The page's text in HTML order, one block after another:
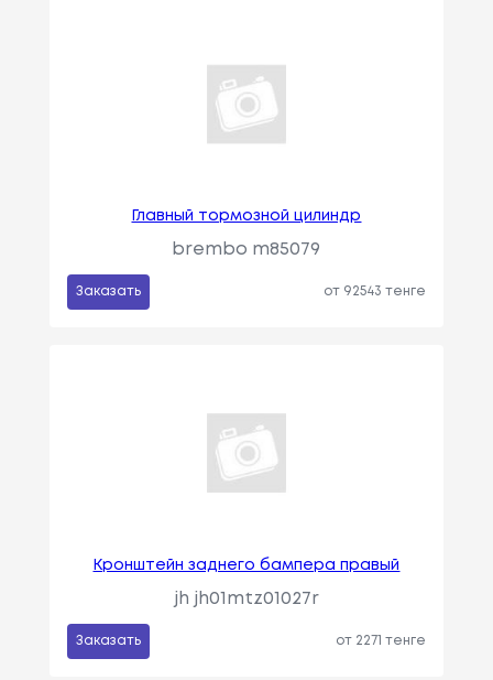
Главный тормозной цилиндр
brembo m85079
Заказать от 92543 тенге
Кронштейн заднего бампера правый
jh jh01mtz01027r
Заказать от 2271 тенге